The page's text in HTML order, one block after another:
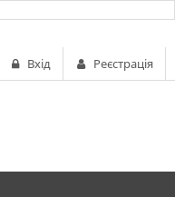
Вхід Реєстрація